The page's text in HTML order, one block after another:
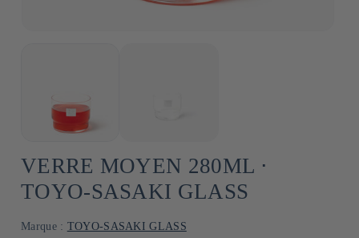
VERRE MOYEN 280ML ⋅
TOYO-SASAKI GLASS
Marque : TOYO-SASAKI GLASS